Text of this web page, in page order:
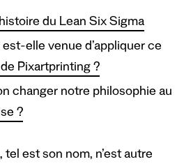
du Lean Six Sigma
est-elle venue d’appliquer ce
Pixartprinting ?
changer notre philosophie au
?
, tel est son nom, n’est autre